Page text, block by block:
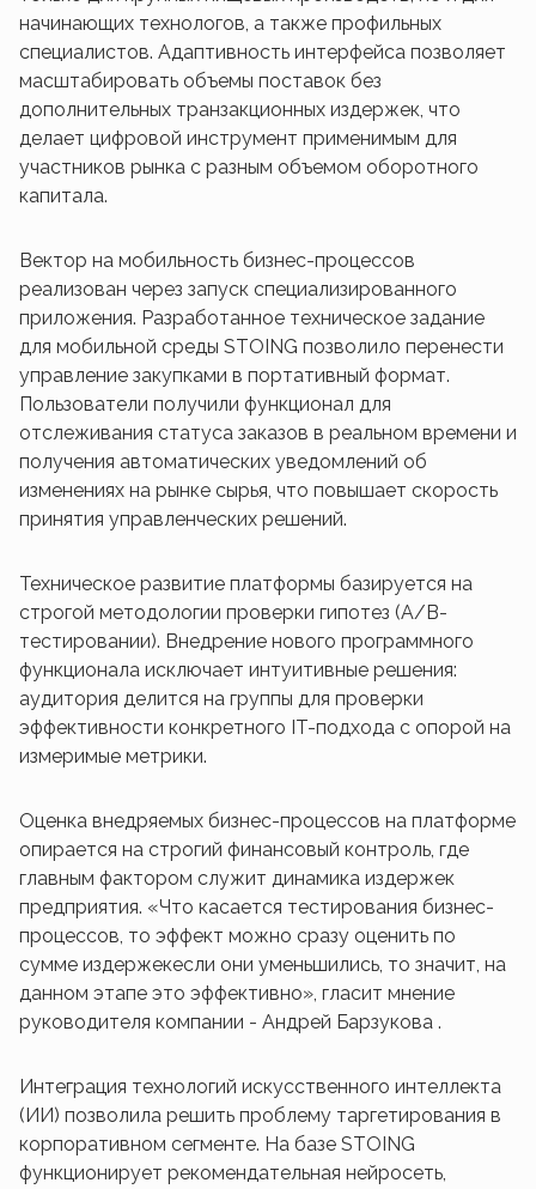
начинающих технологов, а также профильных
специалистов. Адаптивность интерфейса позволяет
масштабировать объемы поставок без
дополнительных транзакционных издержек, что
делает цифровой инструмент применимым для
участников рынка с разным объемом оборотного
капитала.
Вектор на мобильность бизнес-процессов
реализован через запуск специализированного
приложения. Разработанное техническое задание
для мобильной среды STOING позволило перенести
управление закупками в портативный формат.
Пользователи получили функционал для
отслеживания статуса заказов в реальном времени и
получения автоматических уведомлений об
изменениях на рынке сырья, что повышает скорость
принятия управленческих решений.
Техническое развитие платформы базируется на
строгой методологии проверки гипотез (А/B-
тестировании). Внедрение нового программного
функционала исключает интуитивные решения:
аудитория делится на группы для проверки
эффективности конкретного IT-подхода с опорой на
измеримые метрики.
Оценка внедряемых бизнес-процессов на платформе
опирается на строгий финансовый контроль, где
главным фактором служит динамика издержек
предприятия. «Что касается тестирования бизнес-
процессов, то эффект можно сразу оценить по
сумме издержекесли они уменьшились, то значит, на
данном этапе это эффективно», гласит мнение
руководителя компании - Андрей Барзукова .
Интеграция технологий искусственного интеллекта
(ИИ) позволила решить проблему таргетирования в
корпоративном сегменте. На базе STOING
функционирует рекомендательная нейросеть,